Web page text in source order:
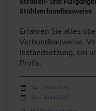
Stahlverbundbauweise
Erfahren Sie alles
Verbundbauweise.
Instandsetzung, ein
Profis.
Durchführungen
Veranstaltungsdatum
24. – 25.08.2026
19. – 20.11.2026